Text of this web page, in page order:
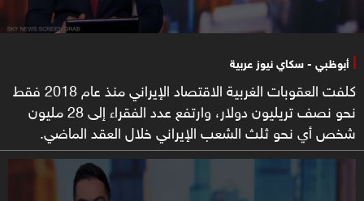
أبوظبي - سكاي نيوز عربية
كلفت العقوبات الغربية الاقتصاد الإيراني منذ عام 2018 فقط
نحو نصف تريليون دولار، وارتفع عدد الفقراء إلى 28 مليون
شخص أي نحو ثلث الشعب الإيراني خلال العقد الماضي.